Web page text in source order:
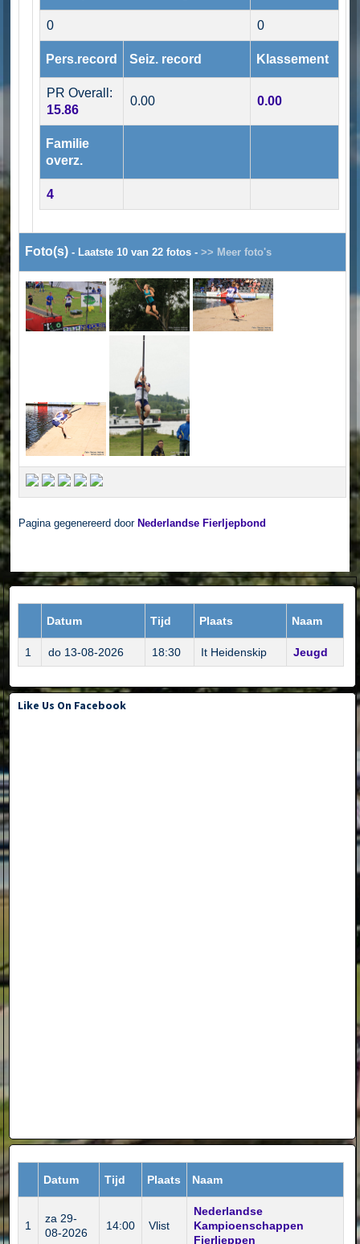
0 0
Pers.record Seiz. record Klassement
PR Overall:
15.86
0.00 0.00
Familie
overz.
4
Foto(s) - Laatste 10 van 22 fotos - >> Meer foto's
Pagina gegenereerd door Nederlandse Fierljepbond
Datum Tijd Plaats Naam
1 do 13-08-2026 18:30 It Heidenskip Jeugd
Like Us On Facebook
Datum Tijd Plaats Naam
1
za 29-
08-2026
14:00 Vlist
Nederlandse
Kampioenschappen
Fierljeppen